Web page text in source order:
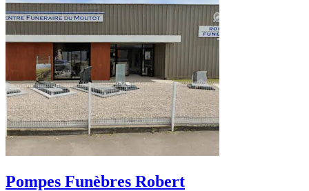
Pompes Funèbres Robert